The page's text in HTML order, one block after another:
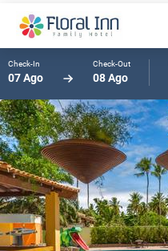
Check-In
07 Ago
Check-Out
08 Ago